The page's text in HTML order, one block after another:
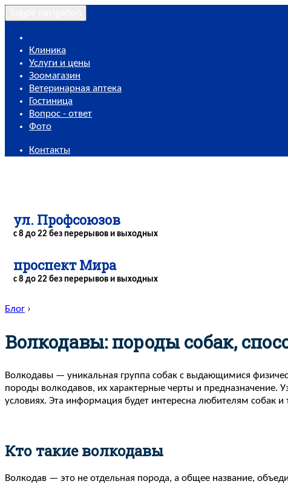
Клиника
Услуги и цены
Зоомагазин
Ветеринарная аптека
Гостиница
Вопрос - ответ
Фото
Контакты
ул. Профсоюзов
с 8 до 22 без перерывов и выходных
проспект Мира
с 8 до 22 без перерывов и выходных
Блог ›
Волкодавы: породы собак,
Волкодавы — уникальная группа собак с выдающимися
породы волкодавов, их характерные черты и предназначение.
условиях. Эта информация будет интересна любителям собак
Кто такие волкодавы
Волкодав — это не отдельная порода, а общее название,